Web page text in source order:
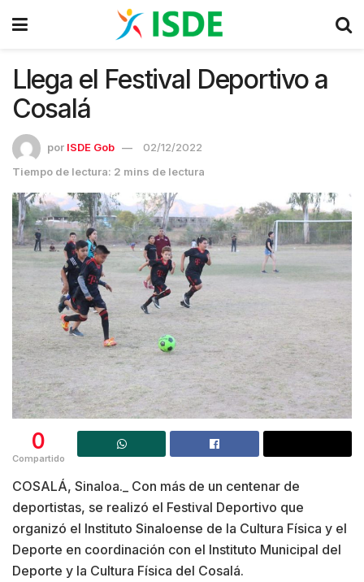
Llega el Festival Deportivo a
Cosalá
por ISDE Gob
02/12/2022
Tiempo de lectura: 2 mins de lectura
0
Compartido
COSALÁ, Sinaloa._ Con más de un centenar de
deportistas, se realizó el Festival Deportivo que
organizó el Instituto Sinaloense de la Cultura Física y el
Deporte en coordinación con el Instituto Municipal del
Deporte y la Cultura Física del Cosalá.